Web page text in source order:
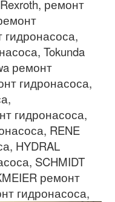
ремонт
гидронасоса,
, Tokunda
ремонт
гидронасоса,
,
гидронасоса,
, RENE
, HYDRAL
, SCHMIDT
ремонт
гидронасоса,